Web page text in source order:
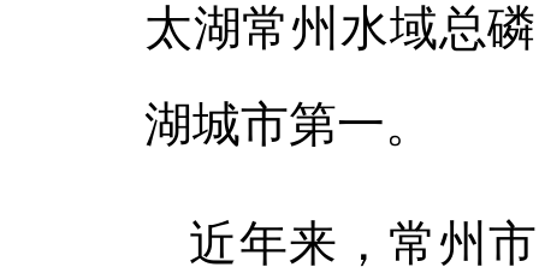
太湖常州水域总
湖城市第一。
近年来，常州